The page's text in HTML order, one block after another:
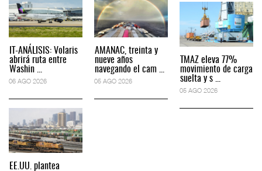
IT-ANÁLISIS: Volaris
abrirá ruta entre
Washin ...
06 AGO 2026
EE.UU. plantea
AMANAC, treinta y
nueve años
navegando el cam ...
05 AGO 2026
TMAZ eleva 77%
movimiento de carga
suelta y s ...
05 AGO 2026